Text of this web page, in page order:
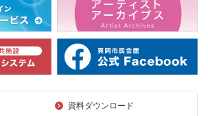
資料ダウンロード